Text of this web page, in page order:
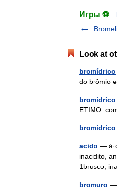
Игры ⚽
Look at
bromídrico
do brômio
bromidrico
ETIMO:
bromidrico
acido —
inacidito,
1brusco,
bromuro —